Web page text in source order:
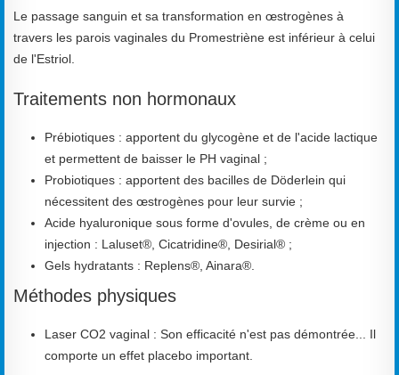
Le passage sanguin et sa transformation en œstrogènes à
travers les parois vaginales du Promestriène est inférieur à celui
de l'Estriol.
Traitements non hormonaux
Prébiotiques : apportent du glycogène et de l'acide lactique
et permettent de baisser le PH vaginal ;
Probiotiques : apportent des bacilles de Döderlein qui
nécessitent des œstrogènes pour leur survie ;
Acide hyaluronique sous forme d'ovules, de crème ou en
injection : Laluset®, Cicatridine®, Desirial® ;
Gels hydratants : Replens®, Ainara®.
Méthodes physiques
Laser CO2 vaginal : Son efficacité n'est pas démontrée... Il
comporte un effet placebo important.